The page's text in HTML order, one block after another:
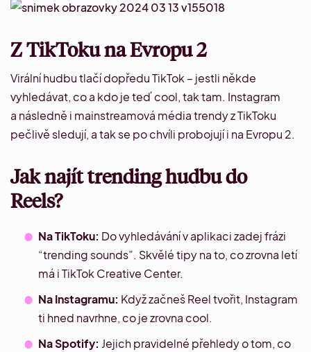
Z TikToku na Evropu 2
Virální hudbu tlačí dopředu TikTok – jestli někde
vyhledávat, co a kdo je teď cool, tak tam. Instagram
a následně i mainstreamová média trendy z TikToku
pečlivě sledují, a tak se po chvíli probojují i na Evropu 2.
Jak najít trending hudbu do
Reels?
Na TikToku: Do vyhledávání v aplikaci zadej frázi
“trending sounds”. Skvělé tipy na to, co zrovna letí
má iTikTok Creative Center.
Na Instagramu: Když začneš Reel tvořit, Instagram
ti hned navrhne, co je zrovna cool.
Na Spotify: Jejich pravidelné přehledy o tom, co